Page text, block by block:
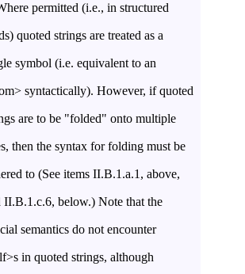
permitted (i.e., in structured
treated as a
(i.e. equivalent to an
syntactically). However, if quoted
"folded" onto multiple
then the syntax for folding must be
II.B.1.a.1, above,
semantics do not encounter
although